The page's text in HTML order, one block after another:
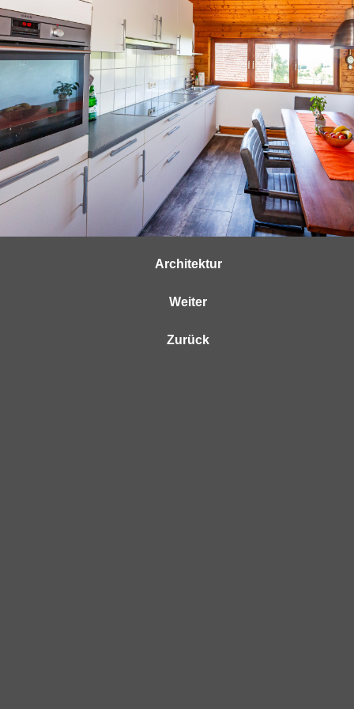
Architektur
Weiter
Zurück